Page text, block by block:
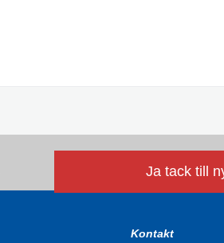
Ja tack till
Kontakt